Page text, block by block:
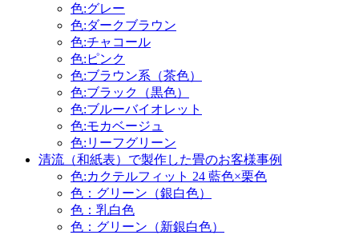
色:グレー
色:ダークブラウン
色:チャコール
色:ピンク
色:ブラウン系（茶色）
色:ブラック（黒色）
色:ブルーバイオレット
色:モカベージュ
色:リーフグリーン
清流（和紙表）で製作した畳のお客様事例
色:カクテルフィット 24 藍色×栗色
色：グリーン（銀白色）
色：乳白色
色：グリーン（新銀白色）